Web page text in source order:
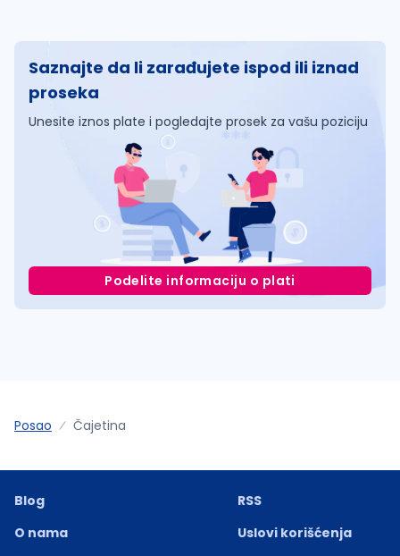
Saznajte da li zarađujete ispod ili iznad
proseka
Unesite iznos plate i pogledajte prosek za vašu poziciju
Podelite informaciju o plati
Posao Čajetina
Blog
O nama
RSS
Uslovi korišćenja